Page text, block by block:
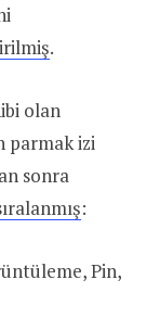
.
olan
parmak izi
sonra
:
Pin,